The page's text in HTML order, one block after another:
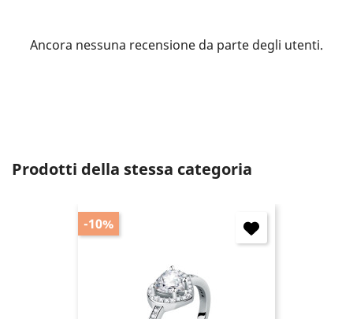
Ancora nessuna recensione da parte degli utenti.
Prodotti della stessa categoria
-10%